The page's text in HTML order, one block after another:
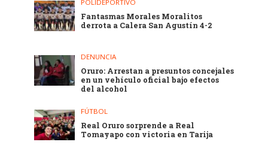
POLIDEPORTIVO
Fantasmas Morales Moralitos
derrota a Calera San Agustín 4-2
DENUNCIA
Oruro: Arrestan a presuntos concejales
en un vehículo oficial bajo efectos
del alcohol
FÚTBOL
Real Oruro sorprende a Real
Tomayapo con victoria en Tarija